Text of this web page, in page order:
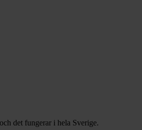
det fungerar i hela Sverige.